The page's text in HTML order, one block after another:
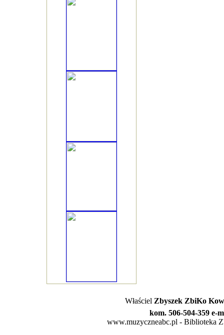
Właściel Zbyszek ZbiKo
kom. 506-504-359 e-
www.muzyczneabc.pl - Biblioteka